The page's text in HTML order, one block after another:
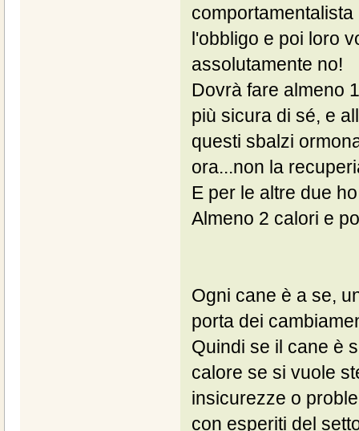
l'obbligo e poi loro
assolutamente no!
Dovrà fare almeno
più sicura di sé, e
questi sbalzi
ora...non la
E per le altre due
Almeno 2 calori e
Ogni cane è a se,
porta dei
Quindi se il cane è
calore se si vuole
insicurezze o
con esperiti del